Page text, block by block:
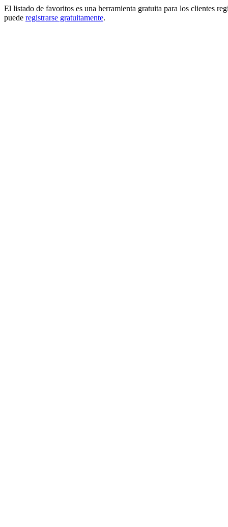
El listado de favoritos es una herramienta gratuita para los clientes
puede registrarse gratuitamente.